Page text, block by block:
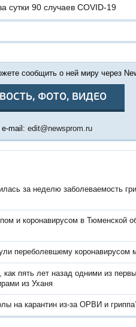
сутки 90 случаев COVID-19
сообщить о ней миру через
ФОТО, ВИДЕО
e-mail: edit@newsprom.ru
за неделю заболеваемость
и коронавирусом в Тюменской
переболевшему коронавирусом
пять лет назад одними из
из Уханя
на карантин из-за ОРВИ и